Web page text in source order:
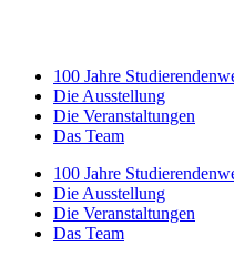
100 Jahre
Die Ausstellung
Die Veranstaltungen
Das Team
100 Jahre
Die Ausstellung
Die Veranstaltungen
Das Team